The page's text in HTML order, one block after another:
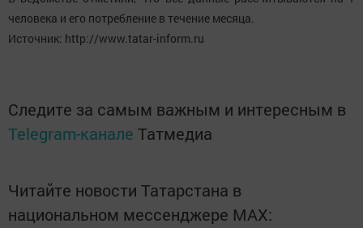
человека и его потребление в течение месяца.
Источник: http://www.tatar-inform.ru
Следите за самым важным и интересным в
Telegram-канале Татмедиа
Читайте новости Татарстана в
национальном мессенджере MАХ: